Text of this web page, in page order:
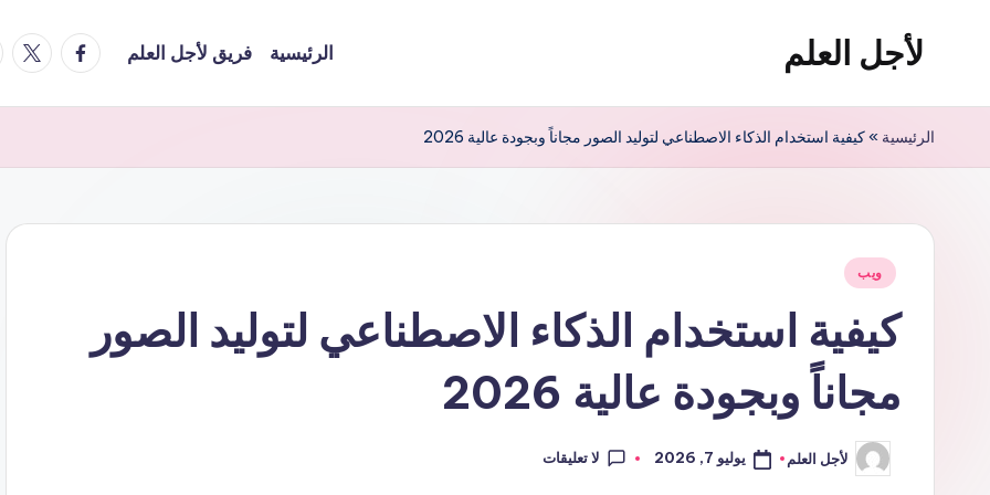
لأجل العلم
العلم
بأخبار
التقنية
العالم
الرئيسية فريق لأجل العلم facebook
x
الرئيسية » كيفية استخدام الذكاء الاصطناعي لتوليد الصور مجاناً وبجودة عالية 2026
نُشرويب
كيفية استخدام الذكاء الاصطناعي لتوليد الصور
مجاناً وبجودة عالية 2026
تمّ
النشر
لأجل العلم يوليو 7, 2026 لا تعليقات